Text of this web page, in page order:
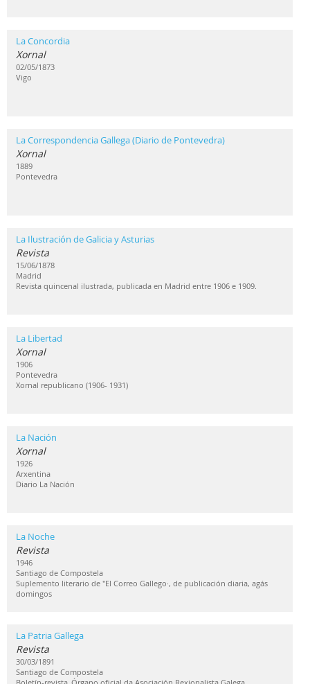
La Concordia
Xornal
02/05/1873
Vigo
La Correspondencia Gallega (Diario de Pontevedra)
Xornal
1889
Pontevedra
La Ilustración de Galicia y Asturias
Revista
15/06/1878
Madrid
Revista quincenal ilustrada, publicada en Madrid entre 1906 e 1909.
La Libertad
Xornal
1906
Pontevedra
Xornal republicano (1906- 1931)
La Nación
Xornal
1926
Arxentina
Diario La Nación
La Noche
Revista
1946
Santiago de Compostela
Suplemento literario de "El Correo Gallego·, de publicación diaria, agás
domingos
La Patria Gallega
Revista
30/03/1891
Santiago de Compostela